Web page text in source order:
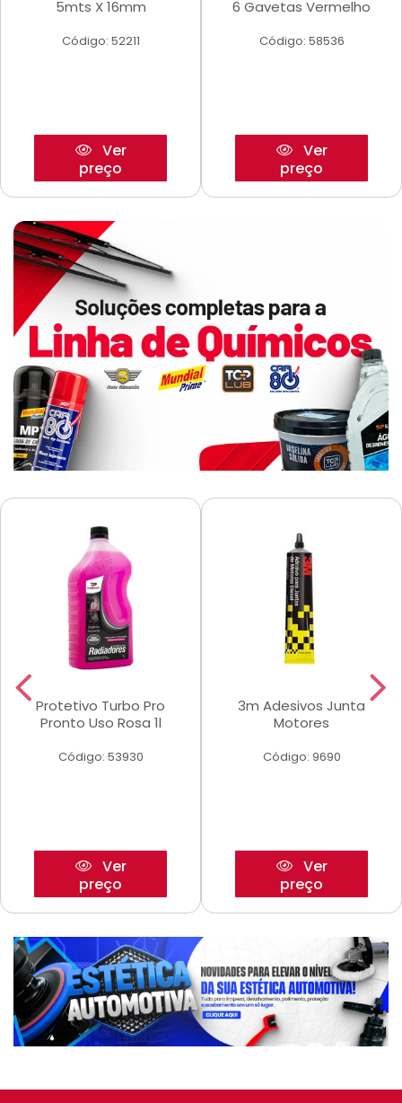
5mts X 16mm
Código: 52211
Ver
preço
6 Gavetas Vermelho
Código: 58536
Ver
preço
Protetivo Turbo Pro
Pronto Uso Rosa 1l
Código: 53930
Ver
preço
3m Adesivos Junta
Motores
Código: 9690
Ver
preço